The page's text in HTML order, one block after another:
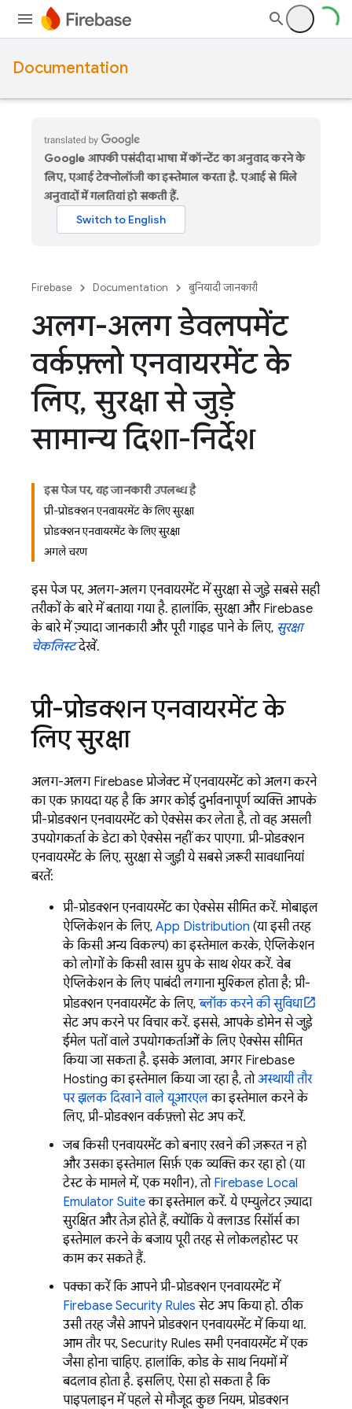
Documentation
Google आपकी पसंदीदा भाषा में कॉन्टेंट का अनुवाद करने के
लिए, एआई टेक्नोलॉजी का इस्तेमाल करता है. एआई से मिले
अनुवादों में गलतियां हो सकती हैं.
Firebase Documentation बुनियादी जानकारी
अलग-अलग डेवलपमेंट
वर्कफ़्लो एनवायरमेंट के
लिए, सुरक्षा से जुड़े
सामान्य दिशा-निर्देश
इस पेज पर, यह जानकारी उपलब्ध है
प्री-प्रोडक्शन एनवायरमेंट के लिए सुरक्षा
प्रोडक्शन एनवायरमेंट के लिए सुरक्षा
अगले चरण
इस पेज पर, अलग-अलग एनवायरमेंट में सुरक्षा से जुड़े सबसे सही
तरीकों के बारे में बताया गया है. हालांकि, सुरक्षा और Firebase
के बारे में ज़्यादा जानकारी और पूरी गाइड पाने के लिए, सुरक्षा
चेकलिस्टदेखें.
प्री-प्रोडक्शन एनवायरमेंट के
लिए सुरक्षा
अलग-अलग Firebase प्रोजेक्ट में एनवायरमेंट को अलग करने
का एक फ़ायदा यह है कि अगर कोई दुर्भावनापूर्ण व्यक्ति आपके
प्री-प्रोडक्शन एनवायरमेंट को ऐक्सेस कर लेता है, तो वह असली
उपयोगकर्ता के डेटा को ऐक्सेस नहीं कर पाएगा. प्री-प्रोडक्शन
एनवायरमेंट के लिए, सुरक्षा से जुड़ी ये सबसे ज़रूरी सावधानियां
बरतें:
प्री-प्रोडक्शन एनवायरमेंट का ऐक्सेस सीमित करें. मोबाइल
ऐप्लिकेशन के लिए, App Distribution (या इसी तरह
के किसी अन्य विकल्प) का इस्तेमाल करके, ऐप्लिकेशन
को लोगों के किसी खास ग्रुप के साथ शेयर करें. वेब
ऐप्लिकेशन के लिए पाबंदी लगाना मुश्किल होता है; प्री-
प्रोडक्शन एनवायरमेंट के लिए, ब्लॉक करने की सुविधा
सेट अप करने पर विचार करें. इससे, आपके डोमेन से जुड़े
ईमेल पतों वाले उपयोगकर्ताओं के लिए ऐक्सेस सीमित
किया जा सकता है. इसके अलावा, अगर Firebase
Hosting का इस्तेमाल किया जा रहा है, तोअस्थायी तौर
पर झलक दिखाने वाले यूआरएलका इस्तेमाल करने के
लिए, प्री-प्रोडक्शन वर्कफ़्लो सेट अप करें.
जब किसी एनवायरमेंट को बनाए रखने की ज़रूरत न हो
और उसका इस्तेमाल सिर्फ़ एक व्यक्ति कर रहा हो (या
टेस्ट के मामले में, एक मशीन), तो Firebase Local
Emulator Suiteका इस्तेमाल करें. ये एम्युलेटर ज़्यादा
सुरक्षित और तेज़ होते हैं, क्योंकि ये क्लाउड रिसॉर्स का
इस्तेमाल करने के बजाय पूरी तरह से लोकलहोस्ट पर
काम कर सकते हैं.
पक्का करें कि आपने प्री-प्रोडक्शन एनवायरमेंट में
Firebase Security Rules सेट अप किया हो. ठीक
उसी तरह जैसे आपने प्रोडक्शन एनवायरमेंट में किया था.
आम तौर पर, Security Rules सभी एनवायरमेंट में एक
जैसा होना चाहिए. हालांकि, कोड के साथ नियमों में
बदलाव होता है. इसलिए, ऐसा हो सकता है कि
पाइपलाइन में पहले से मौजूद कुछ नियम, प्रोडक्शन